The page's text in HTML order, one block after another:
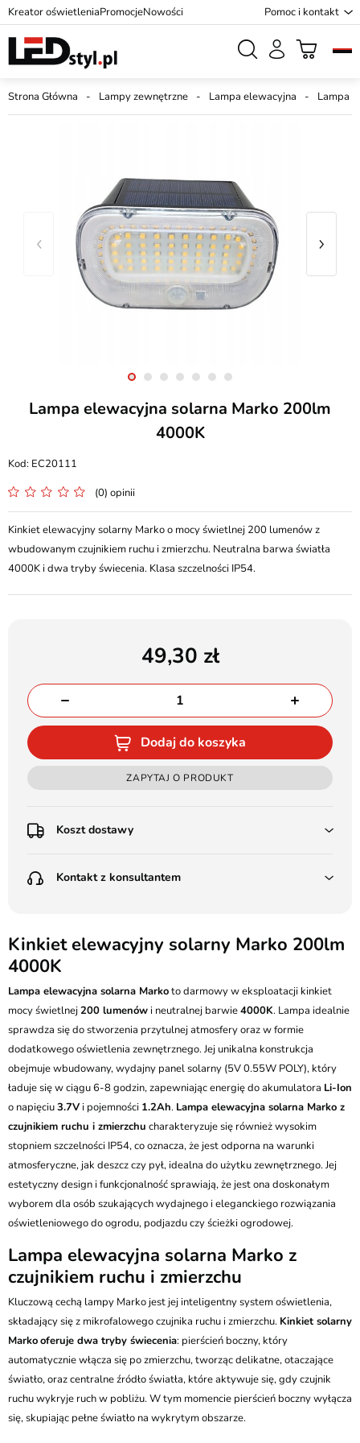
Kreator oświetleniaPromocjeNowości Pomoc i kontakt
Strona Główna Lampy zewnętrzne Lampa elewacyjna Lampa
Lampa elewacyjna solarna Marko 200lm
4000K
EC20111
(0) opinii
Kinkiet elewacyjny solarny Marko o mocy świetlnej 200 lumenów z
wbudowanym czujnikiem ruchu i zmierzchu. Neutralna barwa światła
4000K i dwa tryby świecenia. Klasa szczelności IP54.
49,30
Dodaj do koszyka
ZAPYTAJ O PRODUKT
Koszt dostawy
Poczta Polska Kurier 48H - 11 zł
(od 1000 zł dla gabarytów, nie dotyczy produktów 3m)
Pobranie:
Poczta Polska Kurier 48H - 16 zł
Kurier GLS - 20 zł
Przesyłka Gabarytowa - 35 zł
Kontakt z konsultantem
Batalionów Chłopskich 12, 94-058 Łódź
506 336 320
kontakt@ledstyl.pl
Kinkiet elewacyjny solarny Marko 200lm
4000K
Lampa elewacyjna solarna Markoto darmowy w eksploatacji kinkiet
mocy świetlnej200 lumenów i neutralnej barwie4000K. Lampa idealnie
sprawdza się do stworzenia przytulnej atmosfery oraz w formie
dodatkowego oświetlenia zewnętrznego. Jej unikalna konstrukcja
obejmuje wbudowany, wydajny panel solarny (5V 0.55W POLY), który
ładuje się w ciągu 6-8 godzin, zapewniając energię do akumulatora Li-Ion
o napięciu3.7V i pojemności 1.2Ah. Lampa elewacyjna solarna Marko z
czujnikiem ruchu i zmierzchu charakteryzuje się również wysokim
stopniem szczelności IP54, co oznacza, że jest odporna na warunki
atmosferyczne, jak deszcz czy pył, idealna do użytku zewnętrznego. Jej
estetyczny design i funkcjonalność sprawiają, że jest ona doskonałym
wyborem dla osób szukających wydajnego i eleganckiego rozwiązania
oświetleniowego do ogrodu, podjazdu czy ścieżki ogrodowej.
Lampa elewacyjna solarna Marko z
czujnikiem ruchu i zmierzchu
Kluczową cechą lampy Marko jest jej inteligentny system oświetlenia,
składający się z mikrofalowego czujnika ruchu i zmierzchu. Kinkiet solarny
Markooferuje dwa tryby świecenia: pierścień boczny, który
automatycznie włącza się po zmierzchu, tworząc delikatne, otaczające
światło, oraz centralne źródło światła, które aktywuje się, gdy czujnik
ruchu wykryje ruch w pobliżu. W tym momencie pierścień boczny wyłącza
się, skupiając pełne światło na wykrytym obszarze.